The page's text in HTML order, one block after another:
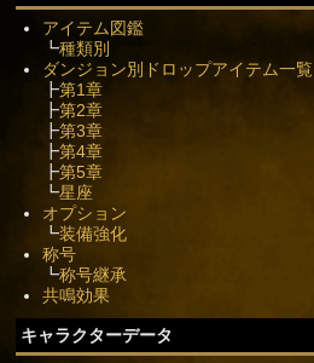
アイテム図鑑
┗種類別
ダンジョン別ドロップアイテム一覧
┣第1章
┣第2章
┣第3章
┣第4章
┣第5章
┗星座
オプション
┗装備強化
称号
┗称号継承
共鳴効果
キャラクターデータ